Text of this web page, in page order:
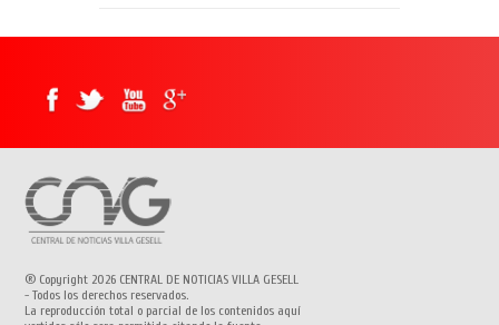
® Copyright 2026 CENTRAL DE NOTICIAS VILLA GESELL
- Todos los derechos reservados.
La reproducción total o parcial de los contenidos aquí